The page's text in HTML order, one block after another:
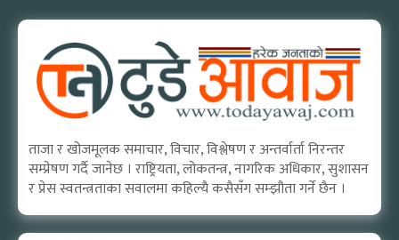
ताजा र खोजमूलक समाचार, विचार, विश्लेषण र अन्तर्वार्ता निरन्तर
सम्प्रेषण गर्दै जानेछ । राष्ट्रियता, लोकतन्त्र, नागरिक अधिकार, सुशासन
र प्रेस स्वतन्त्रताका सवालमा कहिल्यै कसैसँग सम्झौता गर्ने छैन ।